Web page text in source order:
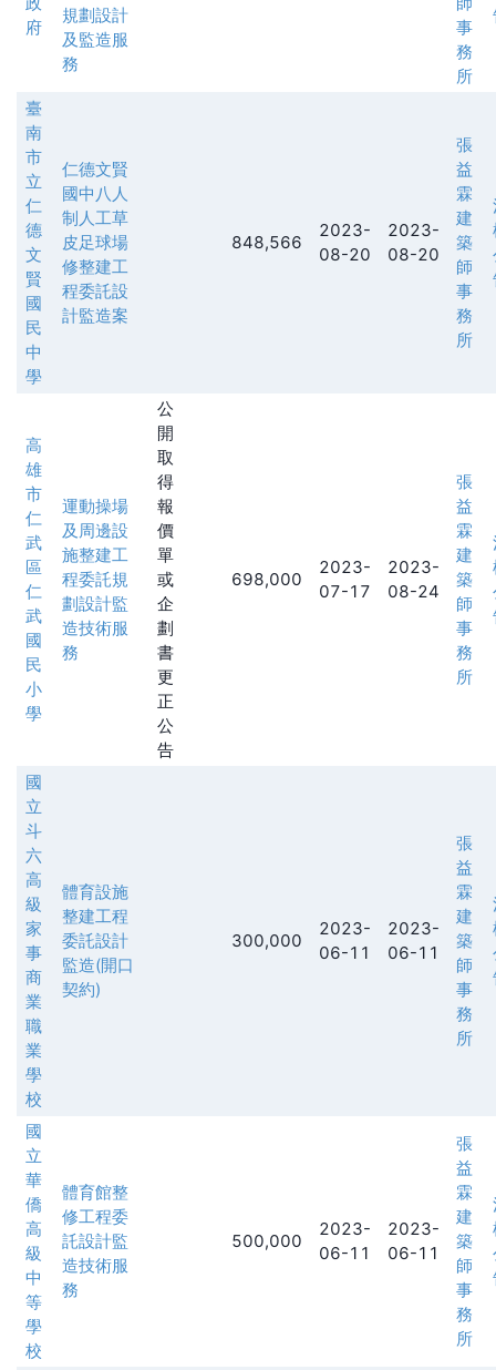
府
規劃設計
及監造服
務
事
務
所
臺
南
市
立
仁
德
文
賢
國
民
中
學
仁德文賢
國中八人
制人工草
皮足球場
修整建工
程委託設
計監造案
848,566
2023-
08-20
2023-
08-20
張
益
霖
建
築
師
事
務
所
高
雄
市
仁
武
區
仁
武
國
民
小
學
運動操場
及周邊設
施整建工
程委託規
劃設計監
造技術服
務
公
開
取
得
報
價
單
或
企
劃
書
更
正
公
告
698,000
2023-
07-17
2023-
08-24
張
益
霖
建
築
師
事
務
所
國
立
斗
六
高
級
家
事
商
業
職
業
學
校
體育設施
整建工程
委託設計
監造(開口
契約)
300,000
2023-
06-11
2023-
06-11
張
益
霖
建
築
師
事
務
所
國
立
華
僑
高
級
中
等
學
校
體育館整
修工程委
託設計監
造技術服
務
500,000
2023-
06-11
2023-
06-11
張
益
霖
建
築
師
事
務
所